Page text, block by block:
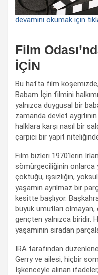
devamını okumak için
Film
İÇİN
Bu hafta film
Babam İçin filmini
yalnızca duygusal bir
zamanda devlet
halklara karşı nasıl bir
çarpıcı bir yapıt
Film bizleri 1970'lerin
sömürgeciliğinin onlarca
çöktüğü, işsizliğin,
yaşamın ayrılmaz bir
kesitte başlıyor.
büyük umutları olmayan,
gençten yalnızca biridir.
yaşamının sıradan
IRA tarafından
Gerry ve ailesi, hiçbir
İşkenceyle alınan